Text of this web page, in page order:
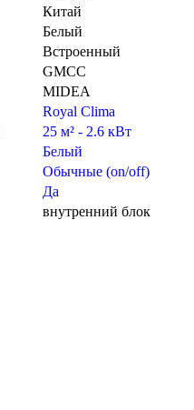
Китай
Белый
Встроенный
GMCC
MIDEA
Royal Clima
25 м² - 2.6 кВт
Белый
Обычные (on/off)
Да
внутренний блок